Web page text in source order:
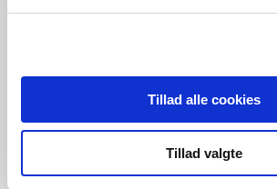
Tillad alle cookies
Tillad valgte